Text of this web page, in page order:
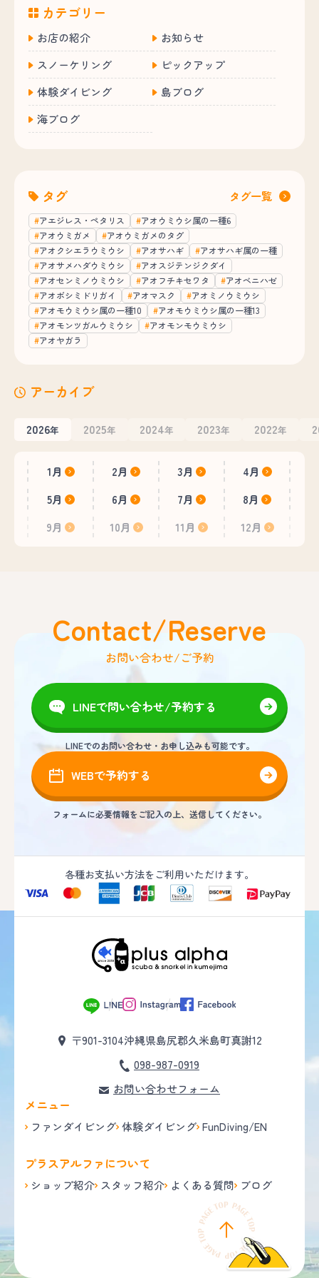
カテゴリー
お店の紹介
お知らせ
スノーケリング
ピックアップ
体験ダイビング
島ブログ
海ブログ
タグ タグ一覧
アエジレス・ペタリス
アオウミウシ属の一種6
アオウミガメ
アオウミガメのタグ
アオクシエラウミウシ
アオサハギ
アオサハギ属の一種
アオサメハダウミウシ
アオスジテンジクダイ
アオセンミノウミウシ
アオフチキセワタ
アオベニハゼ
アオボシミドリガイ
アオマスク
アオミノウミウシ
アオモウミウシ属の一種10
アオモウミウシ属の一種13
アオモンツガルウミウシ
アオモンモウミウシ
アオヤガラ
アーカイブ
2026年 2025年 2024年 2023年 2022年
1月 2月 3月
4月
5月
6月 7月
8月
9月
10月 11月 12月
Contact/Reserve
お問い合わせ/ご予約
LINEで問い合わせ/予約する
LINEでのお問い合わせ・お申し込みも可能です。
WEBで予約する
フォームに必要情報をご記入の上、送信してください。
各種お支払い方法をご利用いただけます。
〒901-3104沖縄県島尻郡久米島町真謝12
098-987-0919
お問い合わせフォーム
メニュー
ファンダイビング 体験ダイビング FunDiving/EN
プラスアルファについて
ショップ紹介 スタッフ紹介 よくある質問 ブログ